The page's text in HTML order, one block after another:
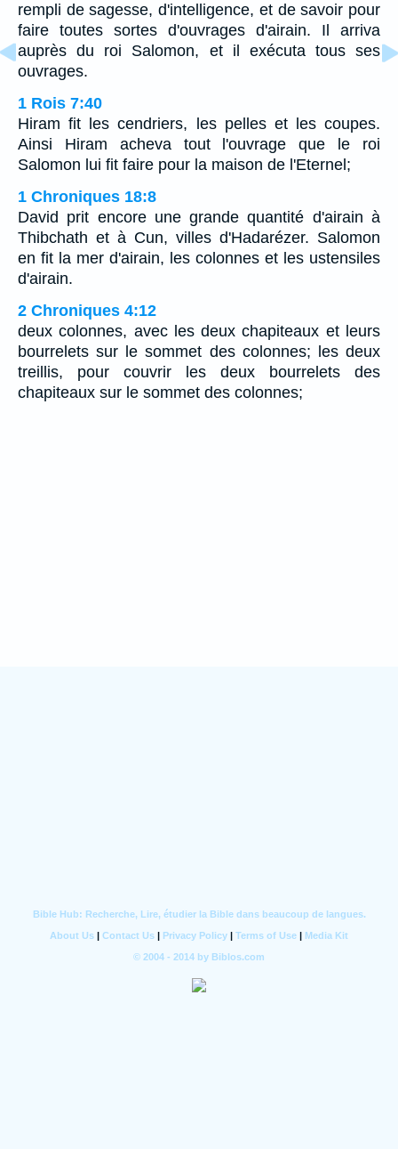
rempli de sagesse, d'intelligence, et de savoir pour
faire toutes sortes d'ouvrages d'airain. Il arriva
auprès du roi Salomon, et il exécuta tous ses
ouvrages.
1 Rois 7:40
Hiram fit les cendriers, les pelles et les coupes.
Ainsi Hiram acheva tout l'ouvrage que le roi
Salomon lui fit faire pour la maison de l'Eternel;
1 Chroniques 18:8
David prit encore une grande quantité d'airain à
Thibchath et à Cun, villes d'Hadarézer. Salomon
en fit la mer d'airain, les colonnes et les ustensiles
d'airain.
2 Chroniques 4:12
deux colonnes, avec les deux chapiteaux et leurs
bourrelets sur le sommet des colonnes; les deux
treillis, pour couvrir les deux bourrelets des
chapiteaux sur le sommet des colonnes;